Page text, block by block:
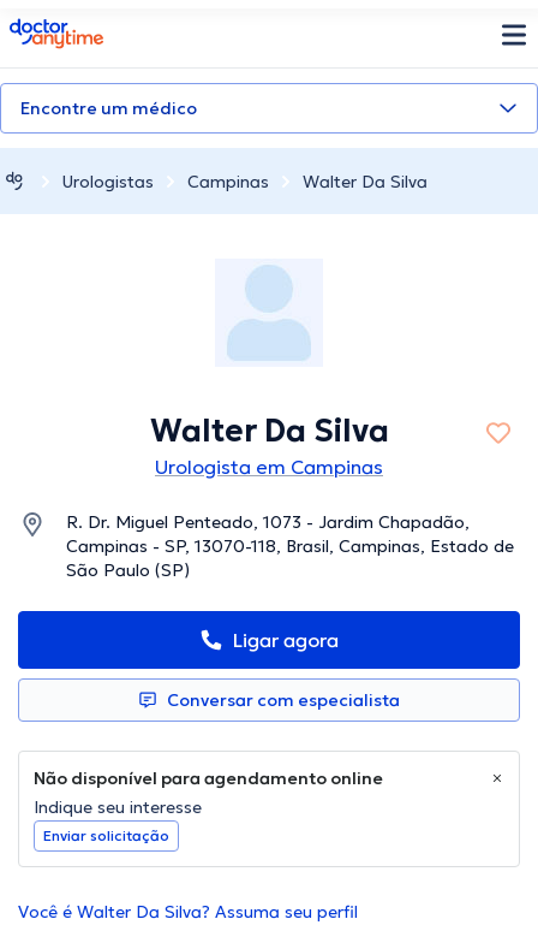
doctoranytime
Encontre um médico
Urologistas Campinas Walter Da Silva
Walter Da Silva
Urologista em Campinas
R. Dr. Miguel Penteado, 1073 - Jardim Chapadão,
Campinas - SP, 13070-118, Brasil, Campinas, Estado de
São Paulo (SP)
Ligar agora
Conversar com especialista
Não disponível para agendamento online
Indique seu interesse
Enviar solicitação
Você é Walter Da Silva? Assuma seu perfil